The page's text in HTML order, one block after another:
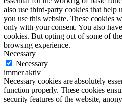
also use third-party cookies that help
you use this website. These cookies
only with your consent. You also
cookies. But opting out of some of
browsing experience.
Necessary
Necessary
immer aktiv
Necessary cookies are absolutely
function properly. These cookies
security features of the website,